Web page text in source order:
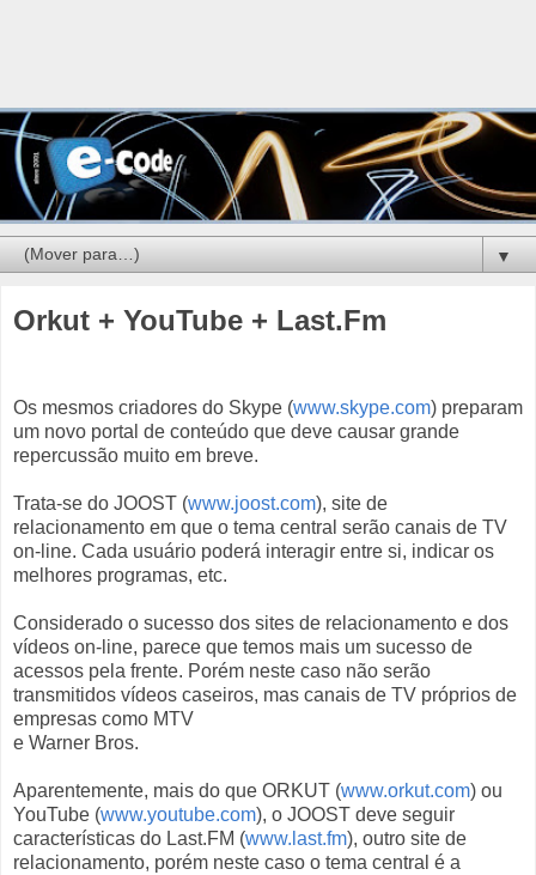
▼
Orkut + YouTube + Last.Fm
Os mesmos criadores do Skype (www.skype.com) preparam
um novo portal de conteúdo que deve causar grande
repercussão muito em breve.
Trata-se do JOOST (www.joost.com), site de
relacionamento em que o tema central serão canais de TV
on-line. Cada usuário poderá interagir entre si, indicar os
melhores programas, etc.
Considerado o sucesso dos sites de relacionamento e dos
vídeos on-line, parece que temos mais um sucesso de
acessos pela frente. Porém neste caso não serão
transmitidos vídeos caseiros, mas canais de TV próprios de
empresas como MTV
e Warner Bros.
Aparentemente, mais do que ORKUT (www.orkut.com) ou
YouTube (www.youtube.com), o JOOST deve seguir
características do Last.FM (www.last.fm), outro site de
relacionamento, porém neste caso o tema central é a